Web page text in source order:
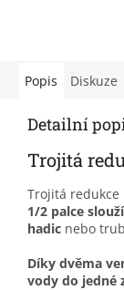
Popis Diskuze
Detailní
Trojitá
Trojitá redukce
1/2 palce
hadic nebo
Díky dvěma
vody do jedné